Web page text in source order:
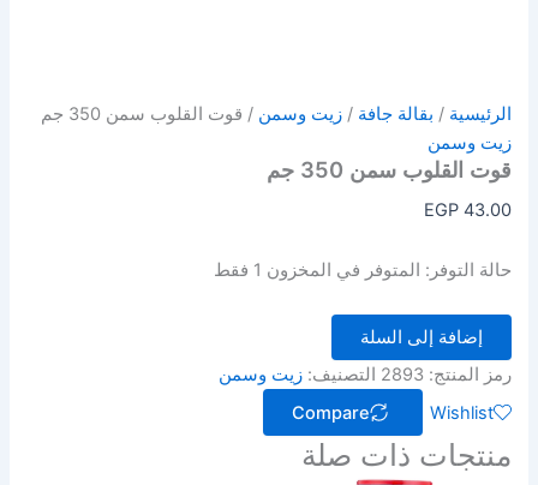
الرئيسية / بقالة جافة /زيت وسمن / قوت القلوب سمن 350 جم
زيت وسمن
قوت القلوب سمن 350 جم
EGP43.00
حالة التوفر: المتوفر في المخزون 1 فقط
إضافة إلى السلة
رمز المنتج: 2893 التصنيف:زيت وسمن
Wishlist
Compare
منتجات ذات صلة